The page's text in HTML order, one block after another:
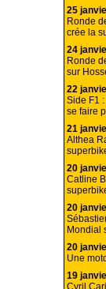
25
Ronde
crée la
24
Ronde
sur
22
Side F1
se faire
21
Althea
20
Catline
20
Mondial
20
Une
19
Cyril